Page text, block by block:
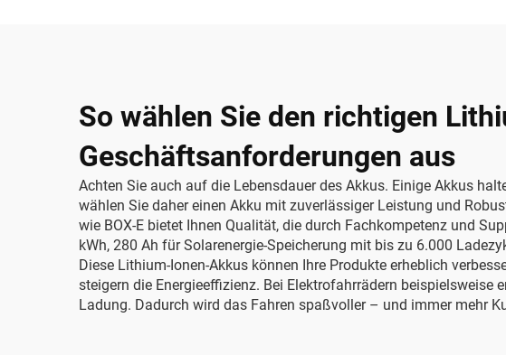
So wählen Sie den richtigen
Geschäftsanforderungen aus
Achten Sie auch auf die Lebensdauer des Akkus. Einige Akkus
wählen Sie daher einen Akku mit zuverlässiger Leistung und
wie BOX-E bietet Ihnen Qualität, die durch Fachkompetenz und
kWh, 280 Ah für Solarenergie-Speicherung mit bis zu 6.000
Diese Lithium-Ionen-Akkus können Ihre Produkte erheblich
steigern die Energieeffizienz. Bei Elektrofahrrädern
Ladung. Dadurch wird das Fahren spaßvoller – und immer mehr